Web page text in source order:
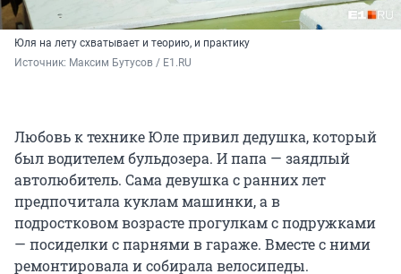
Юля на лету схватывает и теорию, и практику
Источник: Максим Бутусов / E1.RU
Любовь к технике Юле привил дедушка, который
был водителем бульдозера. И папа — заядлый
автолюбитель. Сама девушка с ранних лет
предпочитала куклам машинки, а в
подростковом возрасте прогулкам с подружками
— посиделки с парнями в гараже. Вместе с ними
ремонтировала и собирала велосипеды.